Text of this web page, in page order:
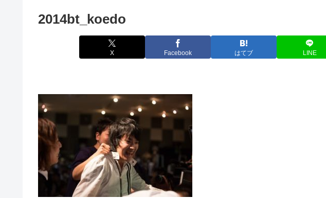
2014bt_koedo
X Facebook はてブ LINE